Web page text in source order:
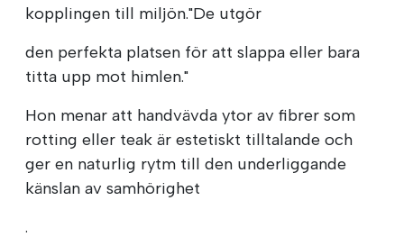
kopplingen till miljön."De utgör
den perfekta platsen för att slappa eller bara
titta upp mot himlen."
Hon menar att handvävda ytor av fibrer som
rotting eller teak är estetiskt tilltalande och
ger en naturlig rytm till den underliggande
känslan av samhörighet
.